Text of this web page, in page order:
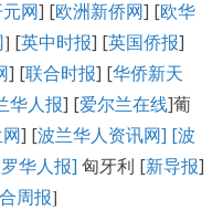
网] [欧洲新侨网] [欧华
] [英中时报] [英国侨报]
] [联合时报] [华侨新天
华人报] [爱尔兰在线]葡
] [波兰华人资讯网] [波
华人报] 匈牙利 [新导报]
周报]